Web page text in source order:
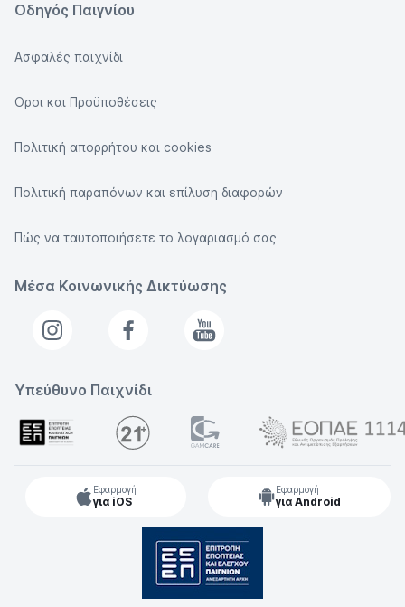
Οδηγός Παιγνίου
Ασφαλές παιχνίδι
Οροι και Προϋποθέσεις
Πολιτική απορρήτου και cookies
Πολιτική παραπόνων και επίλυση διαφορών
Πώς να ταυτοποιήσετε το λογαριασμό σας
Μέσα Κοινωνικής Δικτύωσης
Υπεύθυνο Παιχνίδι
Εφαρμογή
για iOS
Εφαρμογή
για Android